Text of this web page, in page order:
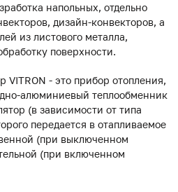
напольных, отдельно
дизайн-конвекторов, а
из листового металла,
поверхности.
VITRON - это прибор отопления,
алюминиевый теплообменник
(в зависимости от типа
передается в отапливаемое
(при выключенном
(при включенном